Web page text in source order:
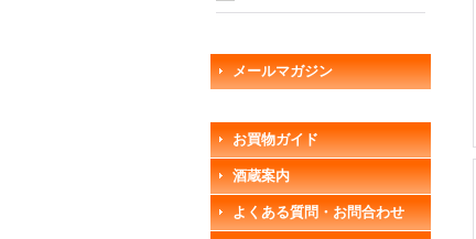
メールマガジン
お買物ガイド
酒蔵案内
よくある質問・お問合わせ